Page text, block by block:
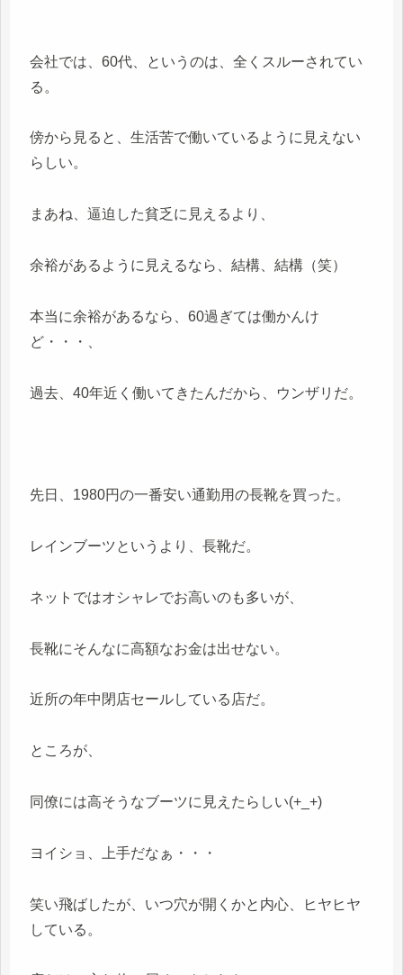
会社では、60代、というのは、全くスルーされてい
る。
傍から見ると、生活苦で働いているように見えない
らしい。
まあね、逼迫した貧乏に見えるより、
余裕があるように見えるなら、結構、結構（笑）
本当に余裕があるなら、60過ぎては働かんけ
ど・・・、
過去、40年近く働いてきたんだから、ウンザリだ。
先日、1980円の一番安い通勤用の長靴を買った。
レインブーツというより、長靴だ。
ネットではオシャレでお高いのも多いが、
長靴にそんなに高額なお金は出せない。
近所の年中閉店セールしている店だ。
ところが、
同僚には高そうなブーツに見えたらしい(+_+)
ヨイショ、上手だなぁ・・・
笑い飛ばしたが、いつ穴が開くかと内心、ヒヤヒヤ
している。